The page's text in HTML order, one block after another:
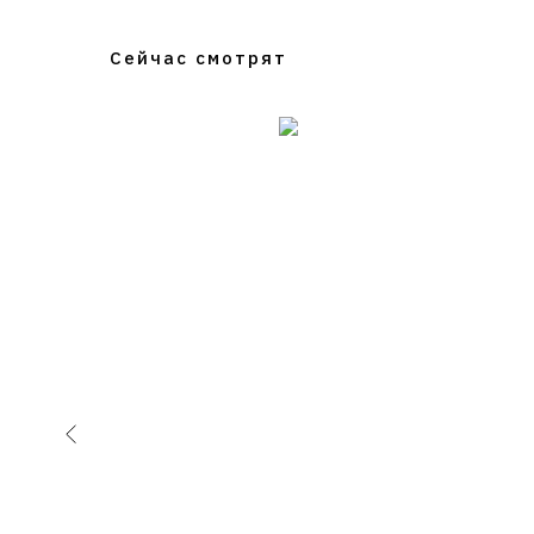
Сейчас смотрят